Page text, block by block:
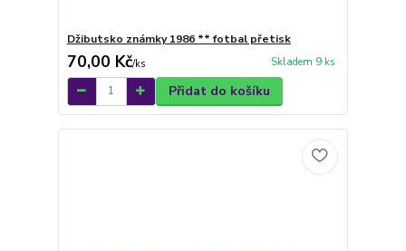
Džibutsko známky 1986 ** fotbal přetisk
70,00 Kč/ks Skladem 9 ks
Přidat do košíku